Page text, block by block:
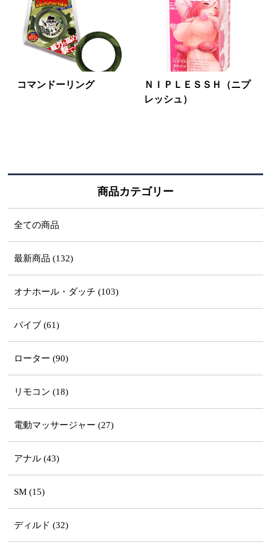
コマンドーリング
ＮＩＰＬＥＳＳＨ（ニプ
レッシュ）
商品カテゴリー
全ての商品
最新商品 (132)
オナホール・ダッチ (103)
バイブ (61)
ローター (90)
リモコン (18)
電動マッサージャー (27)
アナル (43)
SM (15)
ディルド (32)